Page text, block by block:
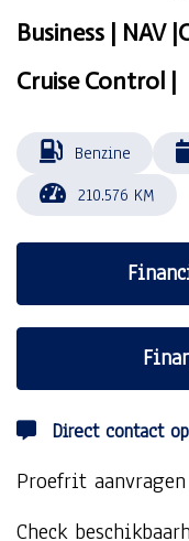
Business | NAV
Cruise Control |
Benzine
210.576 KM
Direct contact
Proefrit aanvragen
Check